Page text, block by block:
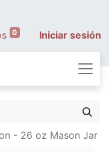
0 Iniciar sesión
- 26 oz Mason Jar